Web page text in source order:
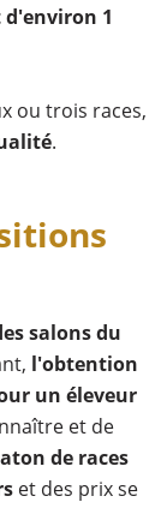
1
ou trois races,
.
salons du
l'obtention
un éleveur
et de
de races
et des prix se